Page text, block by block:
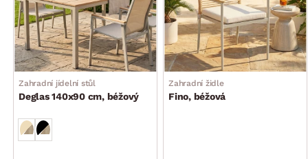
Zahradní jídelní stůl
Deglas 140x90 cm, béžový
Zahradní židle
Fino, béžová